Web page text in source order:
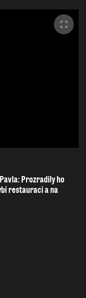
Prozradily ho
restauraci a na